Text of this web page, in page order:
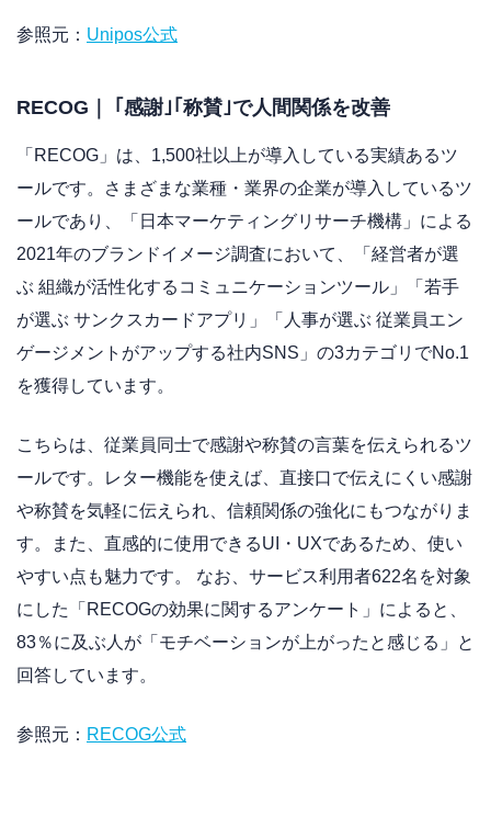
参照元： Unipos公式
RECOG｜ ｢感謝｣｢称賛｣で人間関係を改善
「RECOG」は、1,500社以上が導入している実績あるツ
ールです。さまざまな業種・業界の企業が導入しているツ
ールであり、「日本マーケティングリサーチ機構」による
2021年のブランドイメージ調査において、「経営者が選
ぶ 組織が活性化するコミュニケーションツール」「若手
が選ぶ サンクスカードアプリ」「人事が選ぶ 従業員エン
ゲージメントがアップする社内SNS」の3カテゴリでNo.1
を獲得しています。
こちらは、従業員同士で感謝や称賛の言葉を伝えられるツ
ールです。レター機能を使えば、直接口で伝えにくい感謝
や称賛を気軽に伝えられ、信頼関係の強化にもつながりま
す。また、直感的に使用できるUI・UXであるため、使い
やすい点も魅力です。 なお、サービス利用者622名を対象
にした「RECOGの効果に関するアンケート」によると、
83％に及ぶ人が「モチベーションが上がったと感じる」と
回答しています。
参照元： RECOG公式